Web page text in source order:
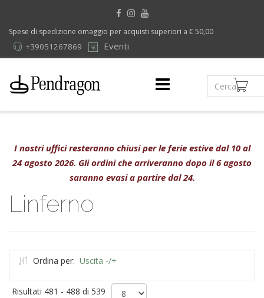
Spese di spedizione omaggio per acquisti superiori a € 50,00
Eventi
+39051267869
I nostri uffici resteranno chiusi per le ferie estive dal 10 al
24 agosto 2026. Gli ordini che arriveranno dopo il 6 agosto
saranno evasi a partire dal 24.
Linferno
Ordina per: Uscita -/+
Risultati 481 - 488 di 539